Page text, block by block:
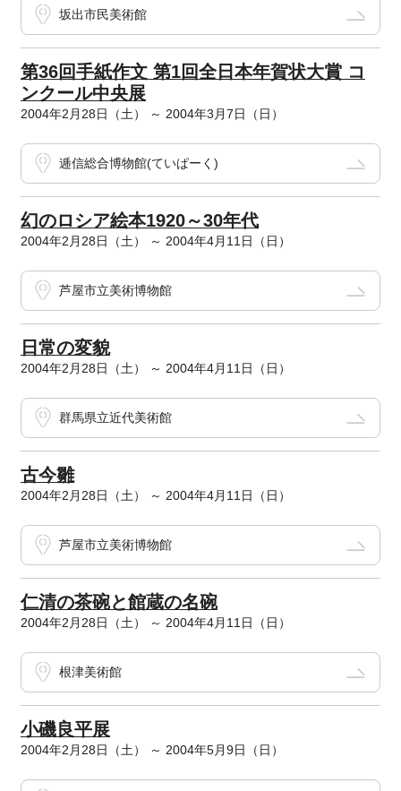
坂出市民美術館
第36回手紙作文 第1回全日本年賀状大賞 コ
ンクール中央展
2004年2月28日（土） ～ 2004年3月7日（日）
逓信総合博物館(ていぱーく)
幻のロシア絵本1920～30年代
2004年2月28日（土） ～ 2004年4月11日（日）
芦屋市立美術博物館
日常の変貌
2004年2月28日（土） ～ 2004年4月11日（日）
群馬県立近代美術館
古今雛
2004年2月28日（土） ～ 2004年4月11日（日）
芦屋市立美術博物館
仁清の茶碗と館蔵の名碗
2004年2月28日（土） ～ 2004年4月11日（日）
根津美術館
小磯良平展
2004年2月28日（土） ～ 2004年5月9日（日）